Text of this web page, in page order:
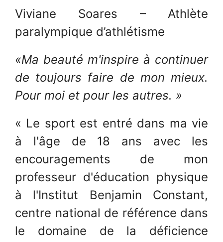
Viviane Soares – Athlète
paralympique d’athlétisme
«Ma beauté m'inspire à continuer
de toujours faire de mon mieux.
Pour moi et pour les autres. »
« Le sport est entré dans ma vie
à l'âge de 18 ans avec les
encouragements de mon
professeur d'éducation physique
à l'Institut Benjamin Constant,
centre national de référence dans
le domaine de la déficience